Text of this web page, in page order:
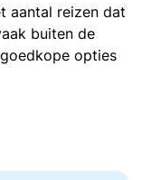
aantal reizen dat
buiten de
opties